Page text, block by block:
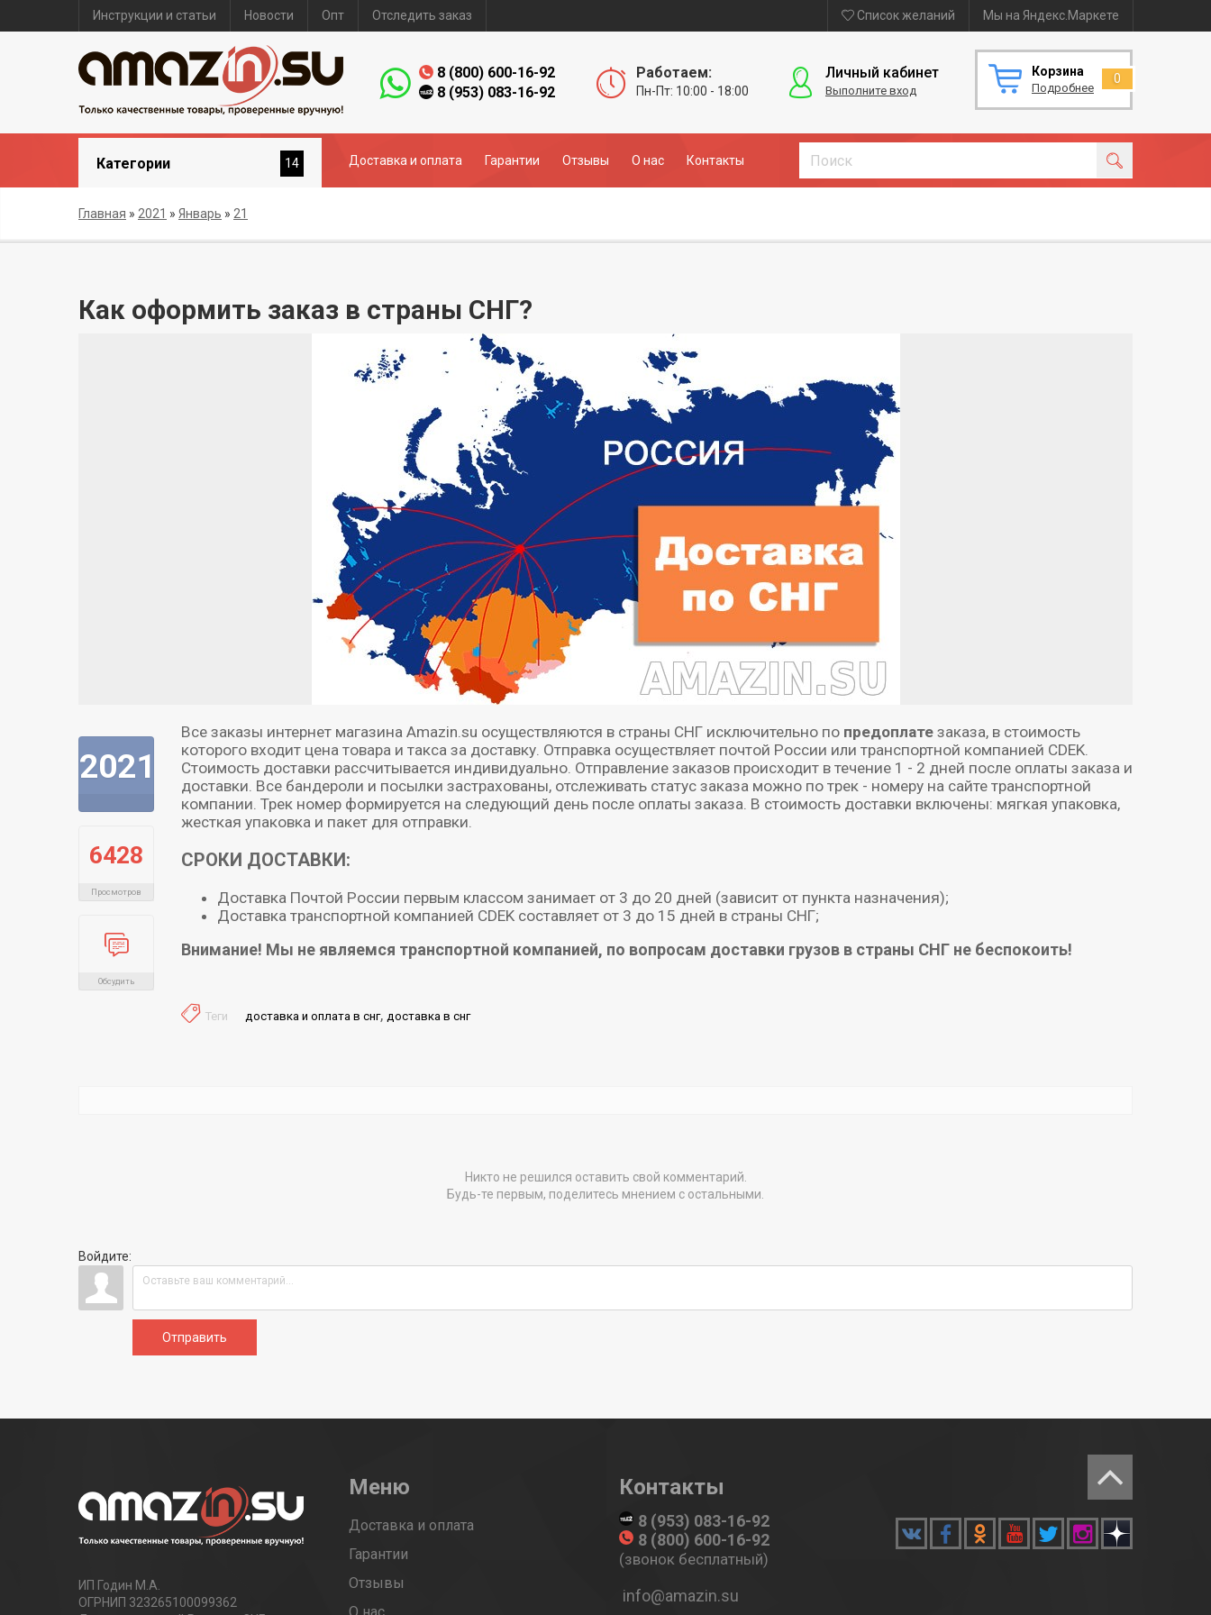
Инструкции и статьи Новости Опт Отследить заказ Список желаний Мы на Яндекс.Маркете
8 (800) 600-16-92
8 (953) 083-16-92
Работаем:
Пн-Пт: 10:00 - 18:00
Личный кабинет
Выполните вход
Корзина
Подробнее
0
Категории 14 Доставка и оплата Гарантии Отзывы О нас Контакты
Главная » 2021 » Январь » 21
Как оформить заказ в страны СНГ?
2021-
01-
21
6428
Просмотров
Обсудить
Все заказы интернет магазина Amazin.su осуществляются в страны СНГ исключительно по предоплате заказа, в стоимость
которого входит цена товара и такса за доставку. Отправка осуществляет почтой России или транспортной компанией CDEK.
Стоимость доставки рассчитывается индивидуально. Отправление заказов происходит в течение 1 - 2 дней после оплаты заказа и
доставки. Все бандероли и посылки застрахованы, отслеживать статус заказа можно по трек - номеру на сайте транспортной
компании. Трек номер формируется на следующий день после оплаты заказа. В стоимость доставки включены: мягкая упаковка,
жесткая упаковка и пакет для отправки.
СРОКИ ДОСТАВКИ:
Доставка Почтой России первым классом занимает от 3 до 20 дней (зависит от пункта назначения);
Доставка транспортной компанией CDEK составляет от 3 до 15 дней в страны СНГ;
Внимание! Мы не являемся транспортной компанией, по вопросам доставки грузов в страны СНГ не беспокоить!
Теги доставка и оплата в снг, доставка в снг
Никто не решился оставить свой комментарий.
Будь-те первым, поделитесь мнением с остальными.
Войдите:
Отправить
ИП Годин М.А.
ОГРНИП 323265100099362
Меню
Доставка и оплата
Гарантии
Отзывы
Контакты
8 (953) 083-16-92
8 (800) 600-16-92
(звонок бесплатный)
info@amazin.su